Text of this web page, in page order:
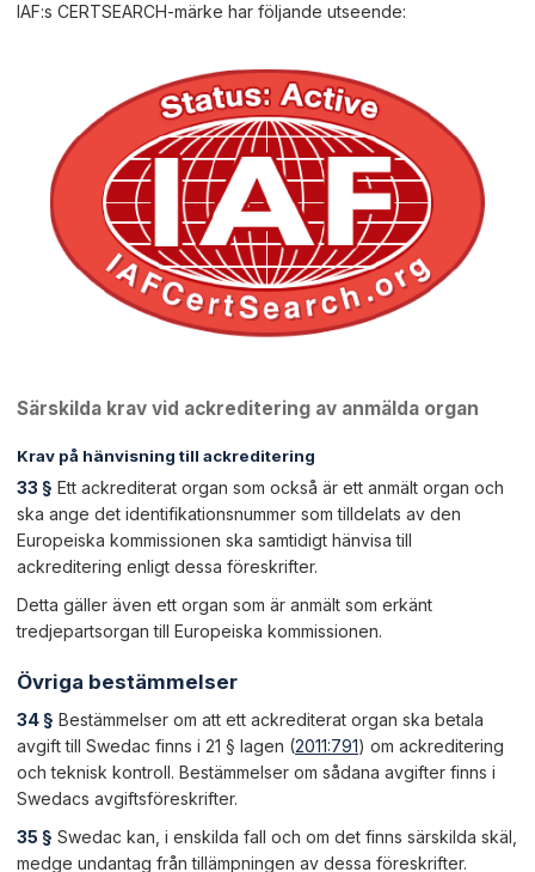
IAF:s CERTSEARCH-märke har följande utseende:
Särskilda krav vid ackreditering av anmälda organ
Krav på hänvisning till ackreditering
33 § Ett ackrediterat organ som också är ett anmält organ och
ska ange det identifikationsnummer som tilldelats av den
Europeiska kommissionen ska samtidigt hänvisa till
ackreditering enligt dessa föreskrifter.
Detta gäller även ett organ som är anmält som erkänt
tredjepartsorgan till Europeiska kommissionen.
Övriga bestämmelser
34 § Bestämmelser om att ett ackrediterat organ ska betala
avgift till Swedac finns i 21 § lagen (2011:791) om ackreditering
och teknisk kontroll. Bestämmelser om sådana avgifter finns i
Swedacs avgiftsföreskrifter.
35 § Swedac kan, i enskilda fall och om det finns särskilda skäl,
medge undantag från tillämpningen av dessa föreskrifter.